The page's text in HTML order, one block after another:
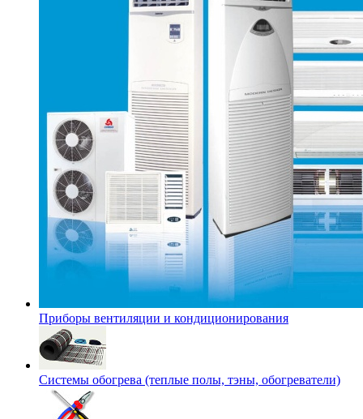
Приборы вентиляции и кондиционирования
Системы обогрева (теплые полы, тэны, обогреватели)